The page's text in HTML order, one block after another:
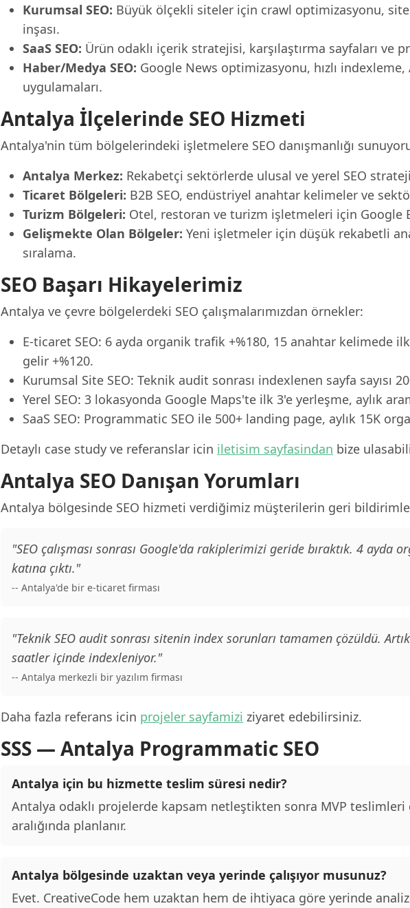
Kurumsal SEO: Büyük ölçekli siteler için crawl optimizasyonu,
inşası.
SaaS SEO: Ürün odaklı içerik stratejisi, karşılaştırma sayfaları ve
Haber/Medya SEO: Google News optimizasyonu, hızlı indexleme,
uygulamaları.
Antalya İlçelerinde SEO Hizmeti
Antalya'nin tüm bölgelerindeki işletmelere SEO danışmanlığı
Antalya Merkez: Rekabetçi sektörlerde ulusal ve yerel SEO
Ticaret Bölgeleri: B2B SEO, endüstriyel anahtar kelimeler ve
Turizm Bölgeleri: Otel, restoran ve turizm işletmeleri için Google
Gelişmekte Olan Bölgeler: Yeni işletmeler için düşük rekabetli
sıralama.
SEO Başarı Hikayelerimiz
Antalya ve çevre bölgelerdeki SEO çalışmalarımızdan örnekler:
E-ticaret SEO: 6 ayda organik trafik +%180, 15 anahtar kelimede
gelir +%120.
Kurumsal Site SEO: Teknik audit sonrası indexlenen sayfa sayısı
Yerel SEO: 3 lokasyonda Google Maps'te ilk 3'e yerleşme, aylık
SaaS SEO: Programmatic SEO ile 500+ landing page, aylık 15K
Detaylı case study ve referanslar icin iletisim sayfasindan bize
Antalya SEO Danışan Yorumları
Antalya bölgesinde SEO hizmeti verdiğimiz müşterilerin geri
"SEO çalışması sonrası Google'da rakiplerimizi geride bıraktık. 4 ayda
katına çıktı."
-- Antalya'de bir e-ticaret firması
"Teknik SEO audit sonrası sitenin index sorunları tamamen çözüldü.
saatler içinde indexleniyor."
-- Antalya merkezli bir yazılım firması
Daha fazla referans icin projeler sayfamizi ziyaret edebilirsiniz.
SSS — Antalya Programmatic SEO
Antalya için bu hizmette teslim süresi nedir?
Antalya odaklı projelerde kapsam netleştikten sonra MVP
aralığında planlanır.
Antalya bölgesinde uzaktan veya yerinde çalışıyor musunuz?
Evet. CreativeCode hem uzaktan hem de ihtiyaca göre yerinde